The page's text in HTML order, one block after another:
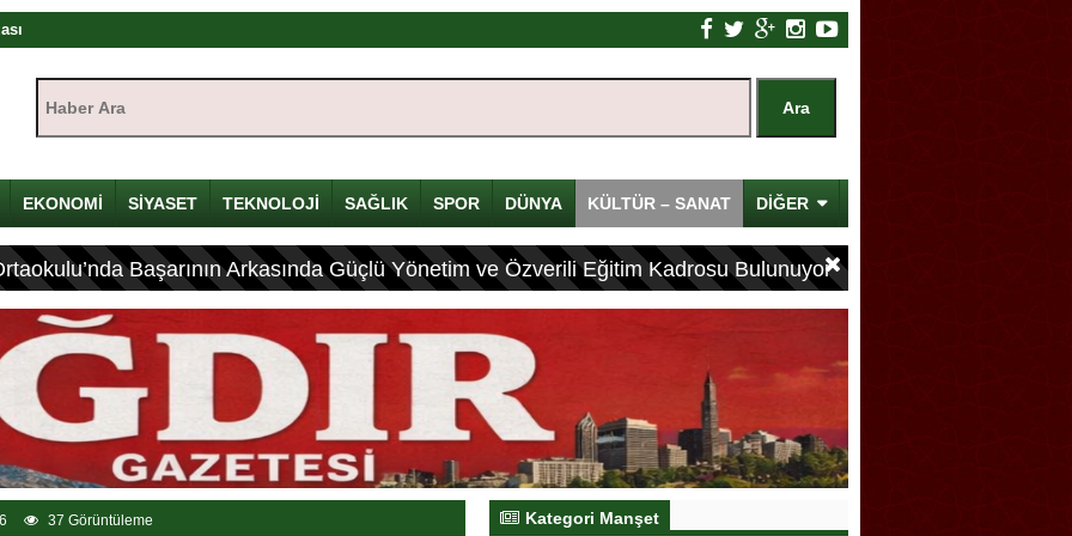
Iğdır’da başlıyor
Mirası
4 Yaralı
EKONOMİ SİYASET TEKNOLOJİ SAĞLIK SPOR DÜNYA KÜLTÜR – SANAT DİĞER
Başarının Arkasında Güçlü Yönetim ve Özverili Eğitim Kadrosu Bulunuyor
37 Görüntüleme Kategori Manşet